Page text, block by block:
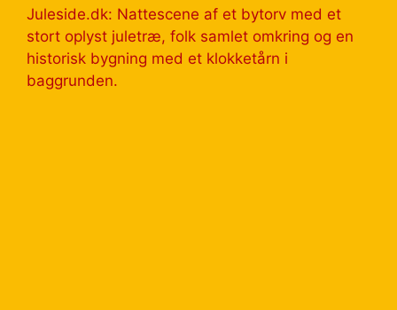
Juleside.dk: Nattescene af et bytorv med et
stort oplyst juletræ, folk samlet omkring og en
historisk bygning med et klokketårn i
baggrunden.